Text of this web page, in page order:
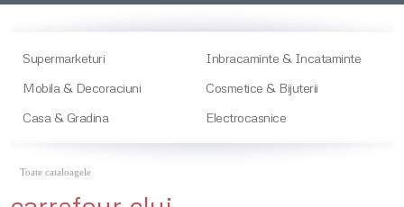
Supermarketuri
Inbracaminte & Incataminte
Mobila & Decoraciuni
Cosmetice & Bijuterii
Casa & Gradina
Electrocasnice
Toate cataloagele